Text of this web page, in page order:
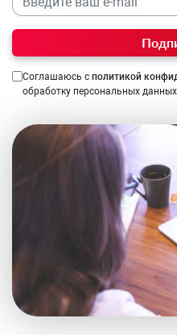
Соглашаюсь с политикой
обработку персональных данных